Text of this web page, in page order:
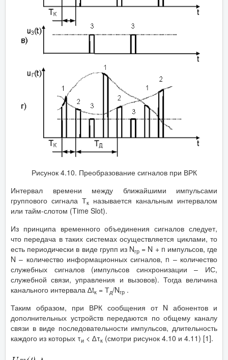
Рисунок 4.10. Преобразование сигналов при ВРК
Интервал времени между ближайшими импульсами
группового сигнала Тк называется канальным интервалом
или тайм-слотом (Time Slot).
Из принципа временного объединения сигналов следует,
что передача в таких системах осуществляется циклами, то
есть периодически в виде групп из Nгр = N + n импульсов, где
N – количество информационных сигналов, n – количество
служебных сигналов (импульсов синхронизации – ИС,
служебной связи, управления и вызовов). Тогда величина
канального интервала ∆tк = Тд/Nгр .
Таким образом, при ВРК сообщения от N абонентов и
дополнительных устройств передаются по общему каналу
связи в виде последовательности импульсов, длительность
каждого из которых τи < ∆τк (смотри рисунок 4.10 и 4.11) [1].